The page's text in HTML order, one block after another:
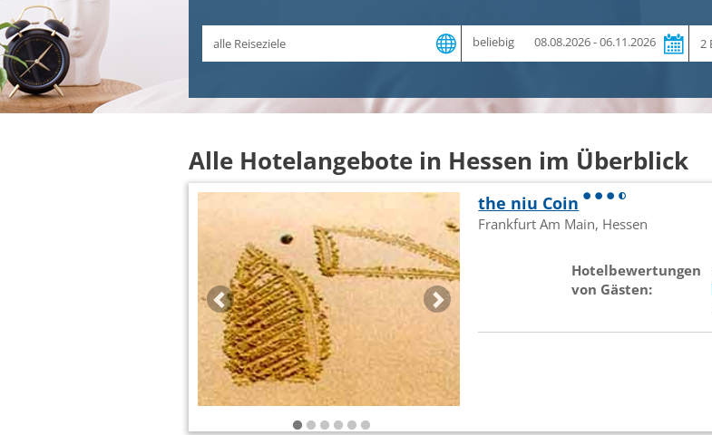
Zeitraum
beliebig 08.08.2026 - 06.11.2026
Alle Hotelangebote in Hessen im Überblick
the niu Coin
Frankfurt Am Main, Hessen
Hotelbewertungen
von Gästen: